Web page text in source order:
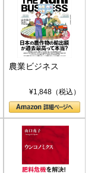
農業ビジネス
¥1,848（税込）